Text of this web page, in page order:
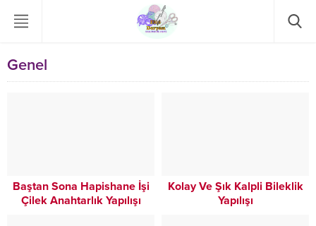
Genel
Baştan Sona Hapishane İşi
Çilek Anahtarlık Yapılışı
Kolay Ve Şık Kalpli Bileklik
Yapılışı